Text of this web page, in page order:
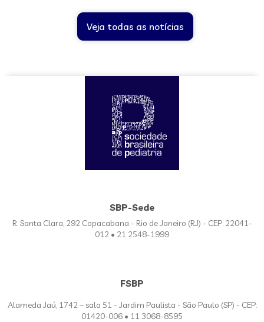
Veja todas as notícias
SBP-Sede
R. Santa Clara, 292 Copacabana - Rio de Janeiro (RJ) - CEP: 22041-
012 • 21 2548-1999
FSBP
Alameda Jaú, 1742 – sala 51 - Jardim Paulista - São Paulo (SP) - CEP:
01420-006 • 11 3068-8595